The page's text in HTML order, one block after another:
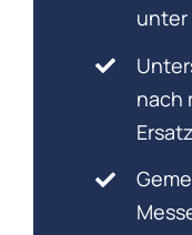
unter
nach